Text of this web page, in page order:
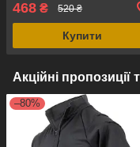
468 ₴ 520 ₴
Купити
Акційні пропозиції
–80%